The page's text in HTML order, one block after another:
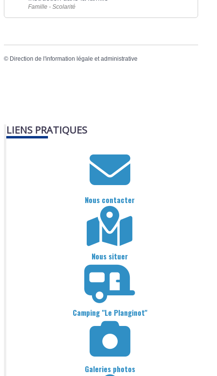
Famille - Scolarité
© Direction de l'information légale et administrative
LIENS PRATIQUES
Nous contacter
Nous situer
Camping "Le Planginot"
Galeries photos